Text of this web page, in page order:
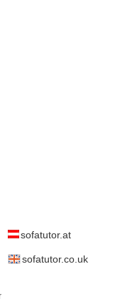
sofatutor.at
sofatutor.co.uk